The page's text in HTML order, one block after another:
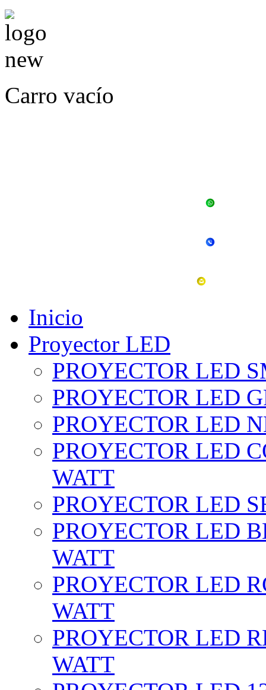
Carro vacío
Inicio
Proyector LED
PROYECTOR LED
PROYECTOR LED
PROYECTOR LED
PROYECTOR LED
WATT
PROYECTOR LED
PROYECTOR LED
WATT
PROYECTOR LED
WATT
PROYECTOR LED
WATT